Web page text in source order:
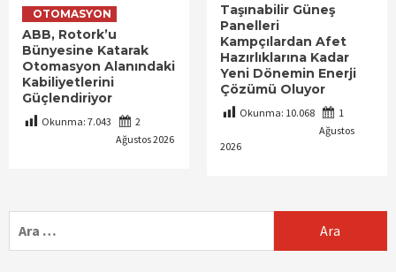
OTOMASYON
ABB, Rotork’u
Bünyesine Katarak
Otomasyon Alanındaki
Kabiliyetlerini
Güçlendiriyor
Okunma: 7.043
2
Ağustos 2026
Taşınabilir Güneş
Panelleri
Kampçılardan Afet
Hazırlıklarına Kadar
Yeni Dönemin Enerji
Çözümü Oluyor
Okunma: 10.068
1
Ağustos
2026